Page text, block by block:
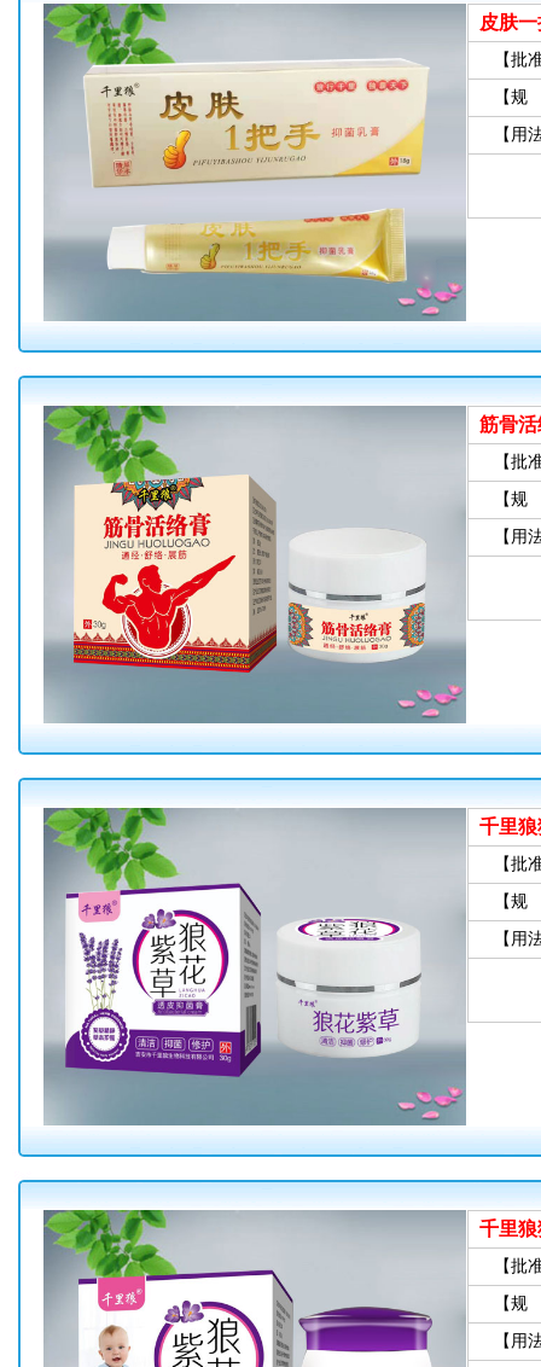
皮肤
【批
【
【用
筋骨
【批
【
【用
千里
【批
【
【用
千里
【批
【
【用